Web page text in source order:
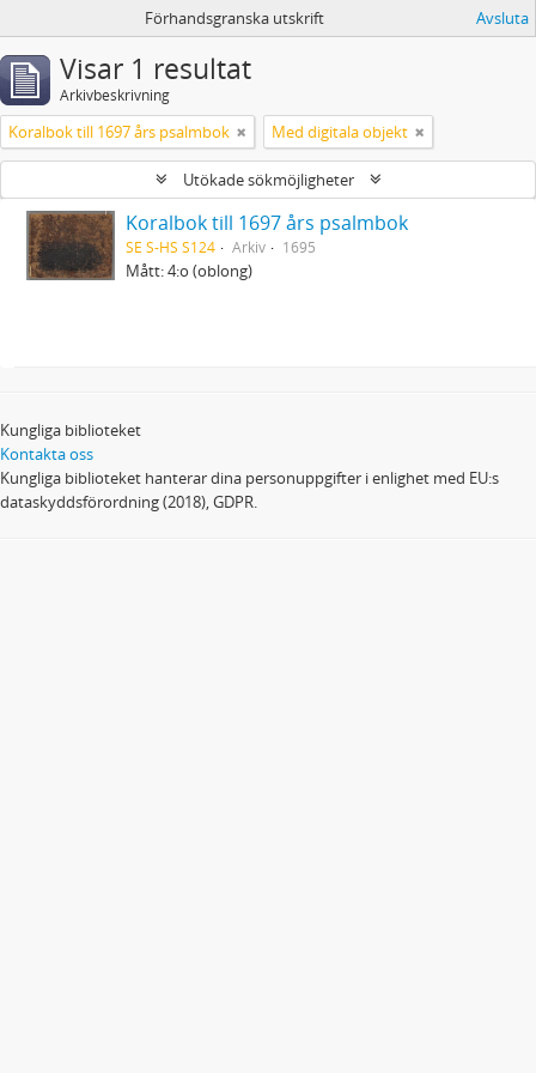
Förhandsgranska utskrift Avsluta
Visar 1 resultat
Arkivbeskrivning
Koralbok till 1697 års psalmbok Med digitala objekt
Utökade sökmöjligheter
Koralbok till 1697 års psalmbok
SE S-HS S124 Arkiv 1695
Mått: 4:o (oblong)
Kungliga biblioteket
Kontakta oss
Kungliga biblioteket hanterar dina personuppgifter i enlighet med EU:s
dataskyddsförordning (2018), GDPR.